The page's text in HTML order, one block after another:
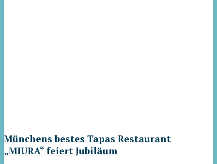
Münchens bestes Tapas Restaurant
„MIURA“ feiert Jubiläum